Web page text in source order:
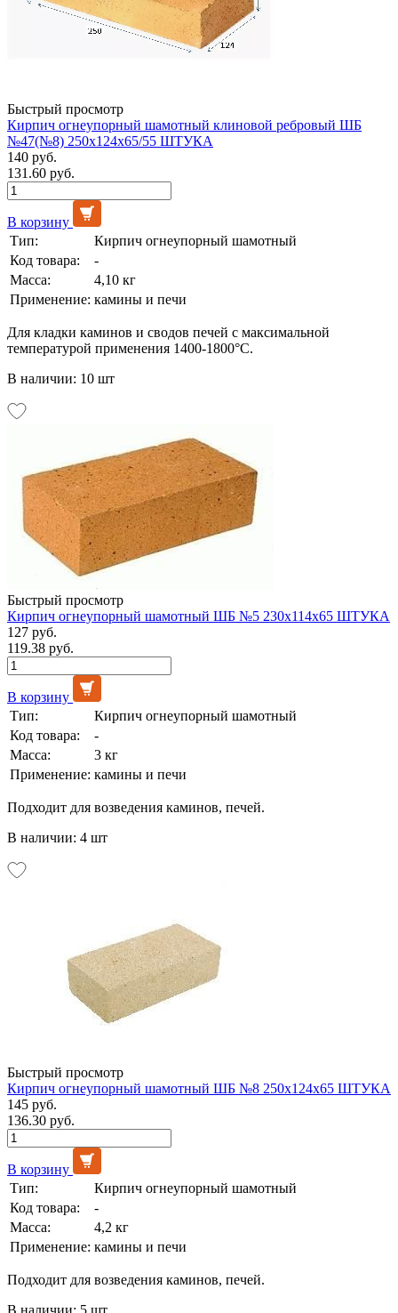
Быстрый просмотр
Кирпич огнеупорный шамотный клиновой ребровый ШБ
№47(№8) 250х124х65/55 ШТУКА
140 руб.
131.60 руб.
В корзину
Тип:
Кирпич огнеупорный шамотный
Код товара:
-
Масса:
4,10 кг
Применение: камины и печи
Для кладки каминов и сводов печей с максимальной
температурой применения 1400-1800°С.
В наличии: 10 шт
Быстрый просмотр
Кирпич огнеупорный шамотный ШБ №5 230х114х65 ШТУКА
127 руб.
119.38 руб.
В корзину
Тип:
Кирпич огнеупорный шамотный
Код товара:
-
Масса:
3 кг
Применение: камины и печи
Подходит для возведения каминов, печей.
В наличии: 4 шт
Быстрый просмотр
Кирпич огнеупорный шамотный ШБ №8 250х124х65 ШТУКА
145 руб.
136.30 руб.
В корзину
Тип:
Кирпич огнеупорный шамотный
Код товара:
-
Масса:
4,2 кг
Применение: камины и печи
Подходит для возведения каминов, печей.
В наличии: 5 шт